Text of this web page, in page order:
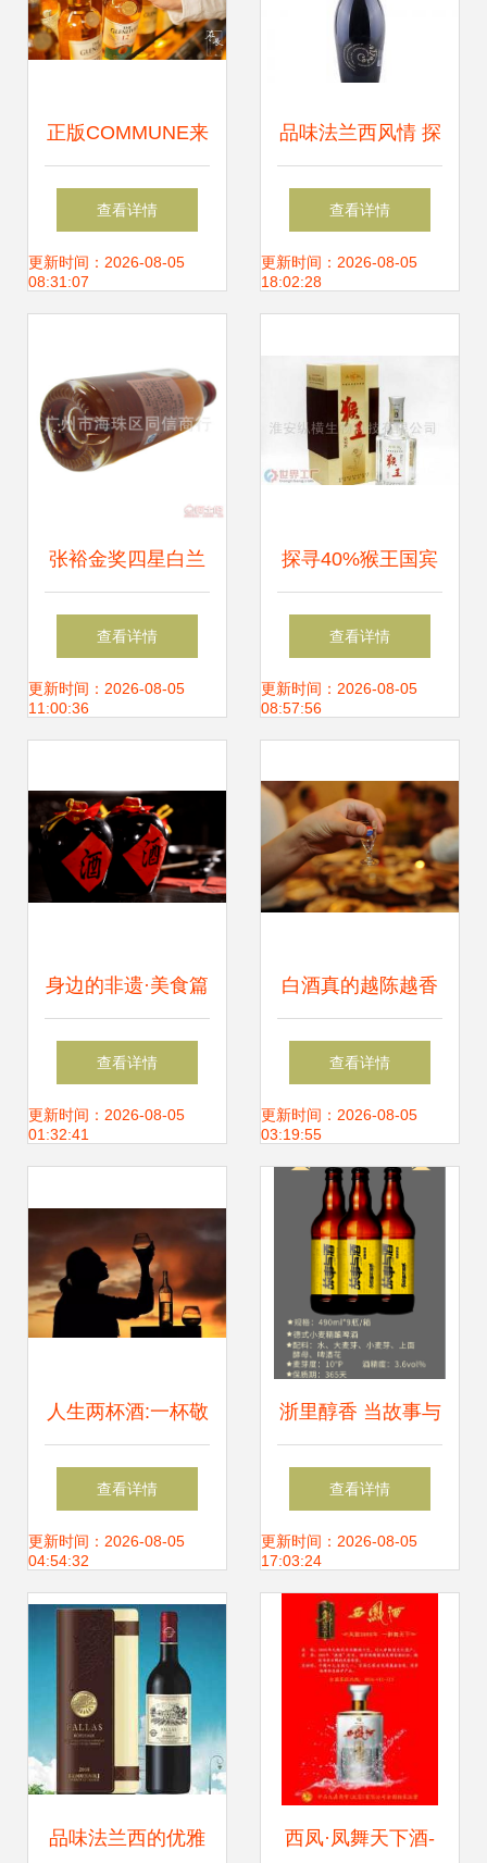
正版COMMUNE来
了！潮人最爱的餐
酒Bar，High爆解
查看详情
更新时间：2026-08-05
08:31:07
品味法兰西风情 探
索优质法国科罗纳
干红葡萄酒的魅力
查看详情
更新时间：2026-08-05
18:02:28
张裕金奖四星白兰
地 品味经典，馈赠
佳选——记广州市
品小酒版
查看详情
更新时间：2026-08-05
11:00:36
探寻40%猴王国宾
酒的批发市场与厂
家信息
查看详情
更新时间：2026-08-05
08:57:56
身边的非遗·美食篇
| 房县黄酒“醉”人心
查看详情
更新时间：2026-08-05
01:32:41
白酒真的越陈越香
吗？保质期与最佳
品饮期的科学解读
查看详情
更新时间：2026-08-05
03:19:55
人生两杯酒:一杯敬
过往，一杯敬明天
查看详情
更新时间：2026-08-05
04:54:32
浙里醇香 当故事与
酒在490ml瓶中共
舞——德行小麦精
酿与果味精酿的匠
心酿制
查看详情
更新时间：2026-08-05
17:03:24
品味法兰西的优雅 西凤·凤舞天下酒-